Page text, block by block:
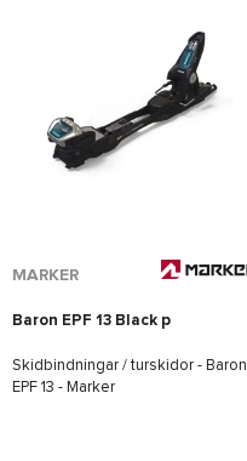
MARKER
Baron EPF 13 Black p
Skidbindningar / turskidor - Baron
EPF 13 - Marker